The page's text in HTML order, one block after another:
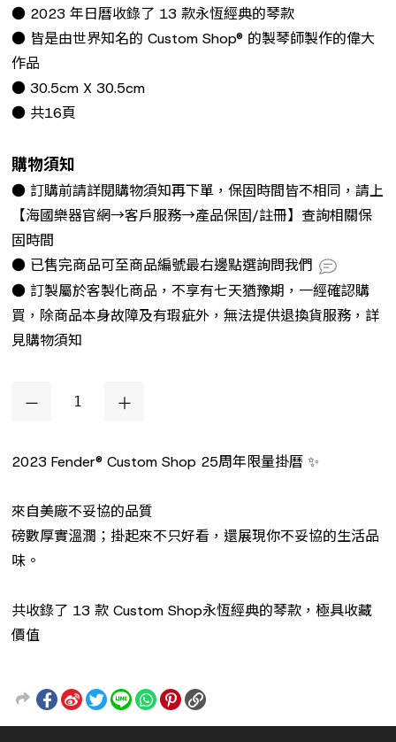
● 2023 年日曆收錄了 13 款永恆經典的琴款
● 皆是由世界知名的 Custom Shop® 的製琴師製作的偉大
作品
● 30.5cm X 30.5cm
● 共16頁
購物須知
● 訂購前請詳閱購物須知再下單，保固時間皆不相同，請上
【海國樂器官網→客戶服務→產品保固/註冊】查詢相關保
固時間
● 已售完商品可至商品編號最右邊點選詢問我們
● 訂製屬於客製化商品，不享有七天猶豫期，一經確認購
買，除商品本身故障及有瑕疵外，無法提供退換貨服務，詳
見購物須知
2023 Fender® Custom Shop 25周年限量掛曆 ✨
來自美廠不妥協的品質
磅數厚實溫潤；掛起來不只好看，還展現你不妥協的生活品
味。
共收錄了 13 款 Custom Shop永恆經典的琴款，極具收藏
價值